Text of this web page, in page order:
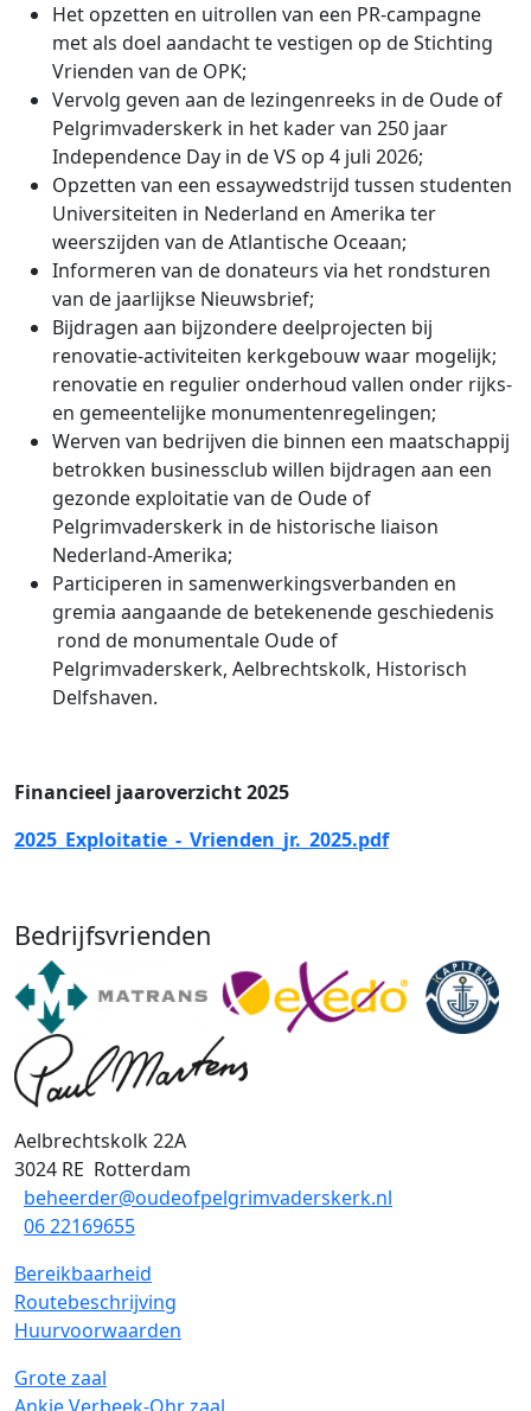
Het opzetten en uitrollen van een PR-campagne
met als doel aandacht te vestigen op de Stichting
Vrienden van de OPK;
Vervolg geven aan de lezingenreeks in de Oude of
Pelgrimvaderskerk in het kader van 250 jaar
Independence Day in de VS op 4 juli 2026;
Opzetten van een essaywedstrijd tussen studenten
Universiteiten in Nederland en Amerika ter
weerszijden van de Atlantische Oceaan;
Informeren van de donateurs via het rondsturen
van de jaarlijkse Nieuwsbrief;
Bijdragen aan bijzondere deelprojecten bij
renovatie-activiteiten kerkgebouw waar mogelijk;
renovatie en regulier onderhoud vallen onder rijks-
en gemeentelijke monumentenregelingen;
Werven van bedrijven die binnen een maatschappij
betrokken businessclub willen bijdragen aan een
gezonde exploitatie van de Oude of
Pelgrimvaderskerk in de historische liaison
Nederland-Amerika;
Participeren in samenwerkingsverbanden en
gremia aangaande de betekenende geschiedenis
rond de monumentale Oude of
Pelgrimvaderskerk, Aelbrechtskolk, Historisch
Delfshaven.
Financieel jaaroverzicht 2025
2025_Exploitatie_-_Vrienden_jr._2025.pdf
Bedrijfsvrienden
Aelbrechtskolk 22A
3024 RE Rotterdam
beheerder@oudeofpelgrimvaderskerk.nl
06 22169655
Bereikbaarheid
Routebeschrijving
Huurvoorwaarden
Grote zaal